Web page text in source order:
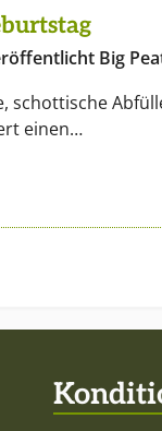
Big
schottische
einen…